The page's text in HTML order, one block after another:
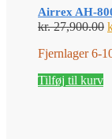
Airrex AH-
kr.27,900.00
Fjernlager 6-
Tilføj til kurv